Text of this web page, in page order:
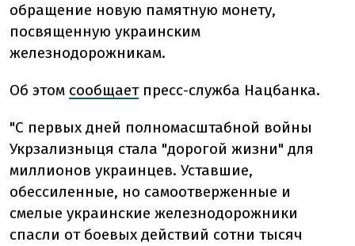
обращение новую памятную монету,
посвященную украинским
железнодорожникам.
Об этом сообщаетпресс-служба Нацбанка.
"С первых дней полномасштабной войны
Укрзализныця стала "дорогой жизни" для
миллионов украинцев. Уставшие,
обессиленные, но самоотверженные и
смелые украинские железнодорожники
спасли от боевых действий сотни тысяч